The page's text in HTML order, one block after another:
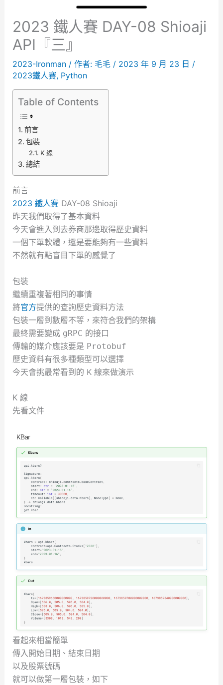
2023 鐵人賽 DAY-08 Shioaji
API『三』
2023-Ironman/ 作者: 毛毛 / 2023 年 9 月 23 日 /
2023鐵人賽, Python
Table of Contents
前言
包裝
K 線
總結
前言
2023 鐵人賽DAY-08 Shioaji
昨天我們取得了基本資料
今天會進入到去券商那邊取得歷史資料
一個下單軟體，還是要能夠有一些資料
不然就有點盲目下單的感覺了
包裝
繼續重複著相同的事情
將官方提供的查詢歷史資料方法
包裝一層到數層不等，來符合我們的架構
最終需要變成 gRPC 的接口
傳輸的媒介應該要是 Protobuf
歷史資料有很多種類型可以選擇
今天會挑最常看到的 K 線來做演示
K 線
先看文件
看起來相當簡單
傳入開始日期、結束日期
以及股票號碼
就可以做第一層包裝，如下